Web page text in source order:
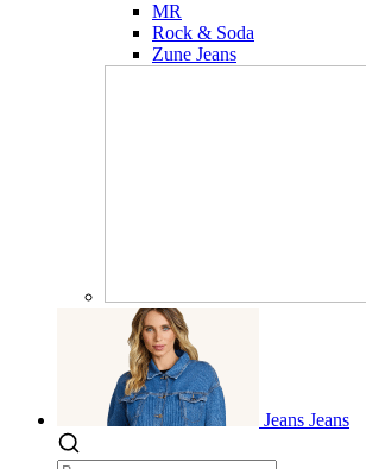
MR
Rock & Soda
Zune Jeans
Jeans Jeans